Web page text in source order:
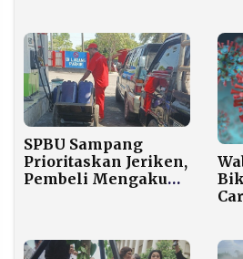
SPBU Sampang
Prioritaskan Jeriken,
Pembeli Mengaku